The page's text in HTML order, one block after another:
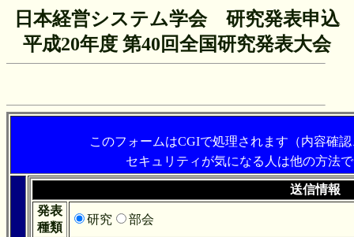
日本経営システム学会 研究発表申込
平成20年度 第40回全国研究発表大会
このフォームはCGIで処理されます（内容確
セキュリティが気になる人は他の方法
送信情報
発表
種類
研究 部会